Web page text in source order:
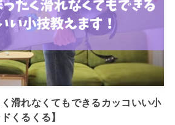
滑れなくてもできるカッコいい小
くるくる】